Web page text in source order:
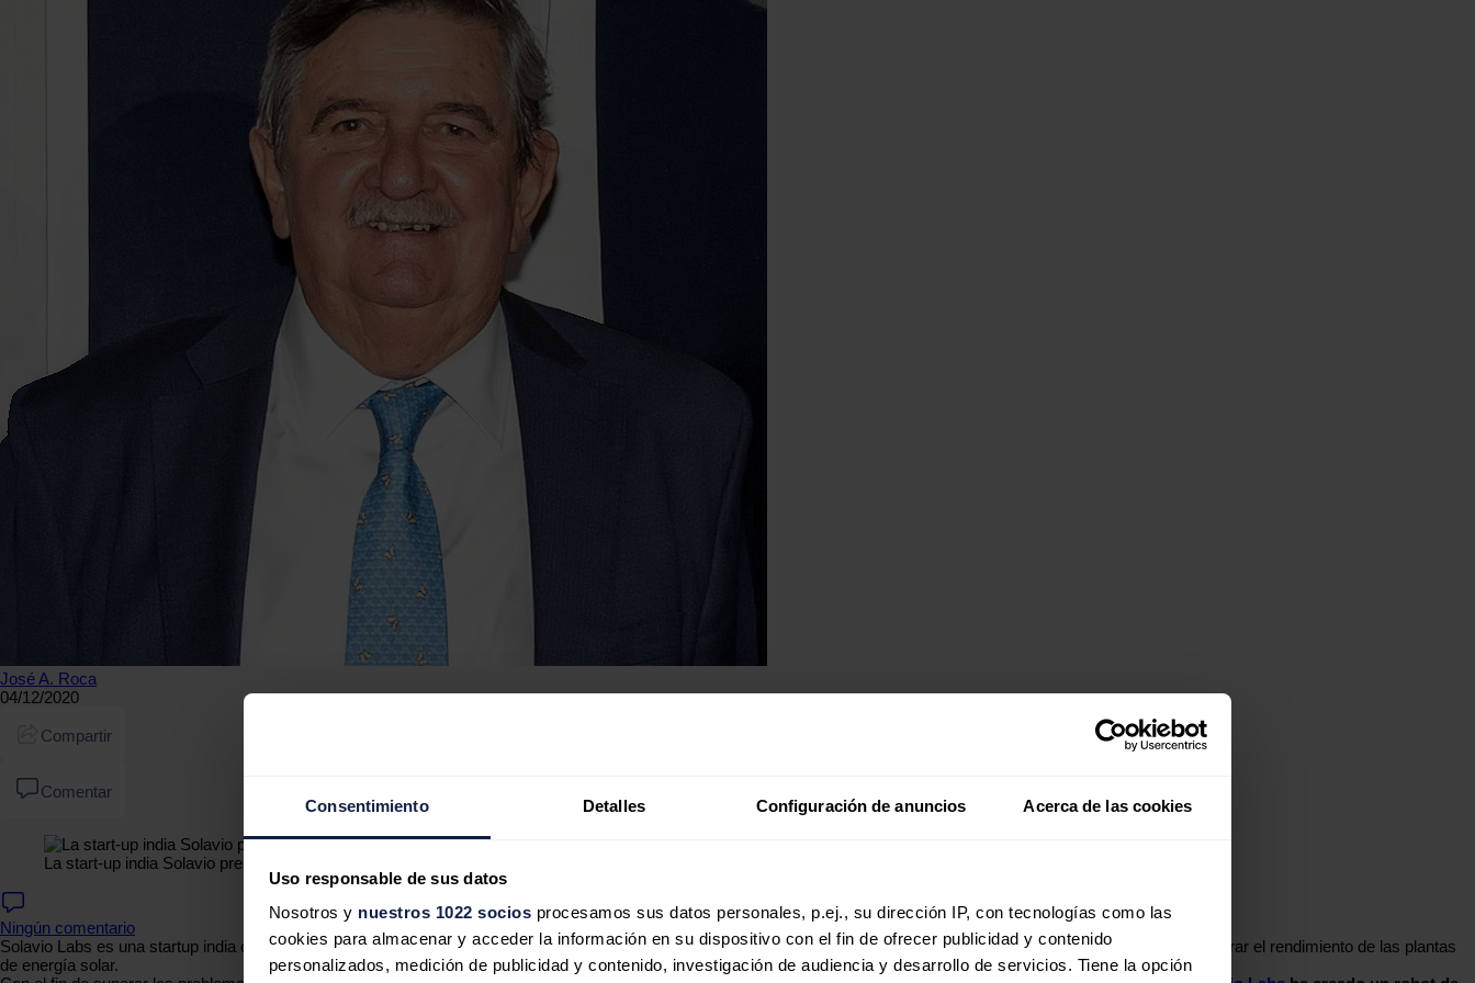
Consentimiento Detalles Configuración de anuncios Acerca de las cookies
Uso responsable de sus datos
Nosotros y nuestros 1022 socios procesamos sus datos personales, p.ej., su dirección IP, con tecnologías como las
cookies para almacenar y acceder la información en su dispositivo con el fin de ofrecer publicidad y contenido
personalizados, medición de publicidad y contenido, investigación de audiencia y desarrollo de servicios. Tiene la opción
José A. Roca
04/12/2020
Compartir
Comentar
La start-up india Solavio presenta un robot modular para la limpieza de paneles autónomo y un 30% más ligero
Ningún comentario
Solavio Labs es una startup india con sede en Tamil Nadu, creada por unos ingenieros que querían desarrollar tecnologías innovadoras y soluciones de ingeniería para mejorar el rendimiento de las plantas
de energía solar.